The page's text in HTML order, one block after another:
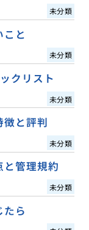
未分類
こと
未分類
クリスト
未分類
徴と評判
未分類
と管理規約
未分類
たら